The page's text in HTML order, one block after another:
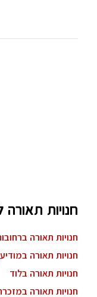
חנויות
חנויות תאורה
חנויות תאורה
חנויות תאורה בלוד
חנויות תאורה